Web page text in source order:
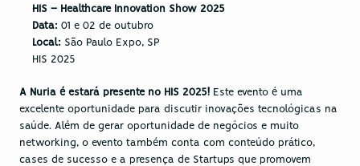
HIS – Healthcare Innovation Show 2025
Data: 01 e 02 de outubro
Local: São Paulo Expo, SP
HIS 2025
A Nuria é estará presente no HIS 2025! Este evento é uma
excelente oportunidade para discutir inovações tecnológicas na
saúde. Além de gerar oportunidade de negócios e muito
networking, o evento também conta com conteúdo prático,
cases de sucesso e a presença de Startups que promovem